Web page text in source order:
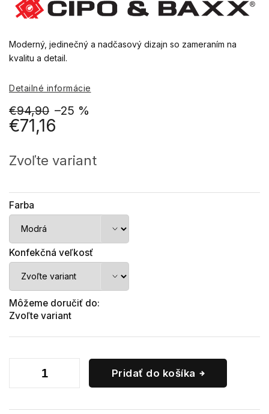
€94,90 –25 %
€71,16
cena:
Zvoľte variant
Farba
Konfekčná veľkosť
Môžeme doručiť do:
Zvoľte variant
Pridať do košíka
Moderný, jedinečný a nadčasový dizajn so zameraním na
kvalitu a detail.
Detailné informácie